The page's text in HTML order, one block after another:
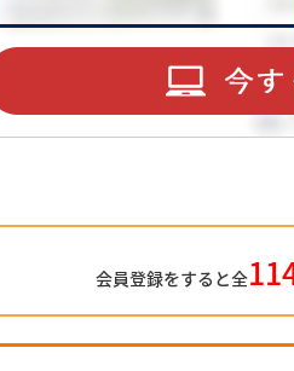
会員登録をすると全